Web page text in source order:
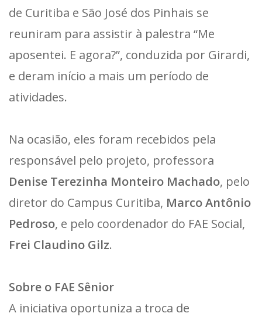
de Curitiba e São José dos Pinhais se
reuniram para assistir à palestra “Me
aposentei. E agora?”, conduzida por Girardi,
e deram início a mais um período de
atividades.
Na ocasião, eles foram recebidos pela
responsável pelo projeto, professora
Denise Terezinha Monteiro Machado, pelo
diretor do Campus Curitiba, Marco Antônio
Pedroso, e pelo coordenador do FAE Social,
Frei Claudino Gilz.
Sobre o FAE Sênior
A iniciativa oportuniza a troca de